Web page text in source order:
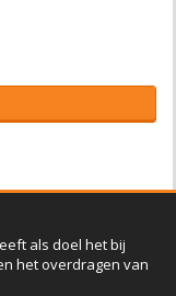
als doel het bij
het overdragen van